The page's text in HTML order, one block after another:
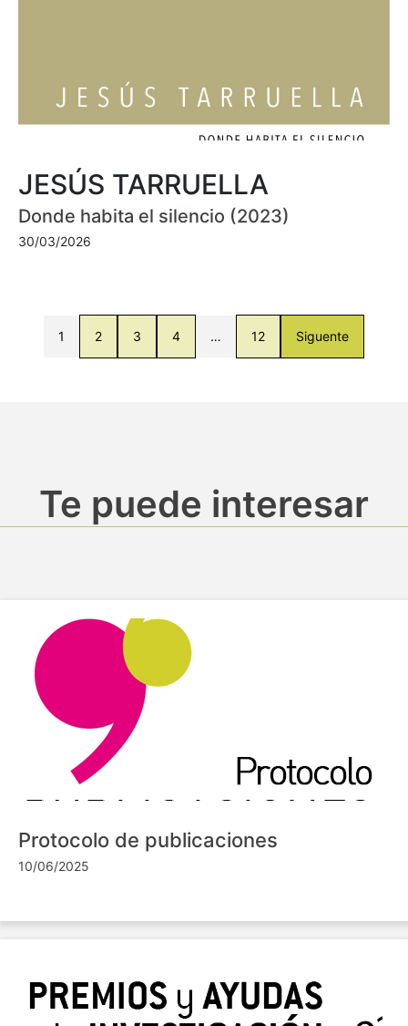
JESÚS TARRUELLA
Donde habita el silencio (2023)
30/03/2026
1 2 3 4 … 12 Siguente
Te puede interesar
Protocolo de publicaciones
10/06/2025